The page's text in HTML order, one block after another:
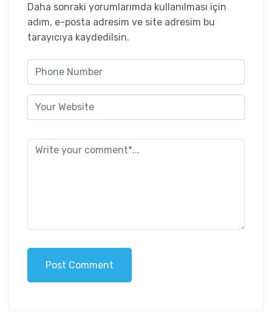
Daha sonraki yorumlarımda kullanılması için
adım, e-posta adresim ve site adresim bu
tarayıcıya kaydedilsin.
Post Comment